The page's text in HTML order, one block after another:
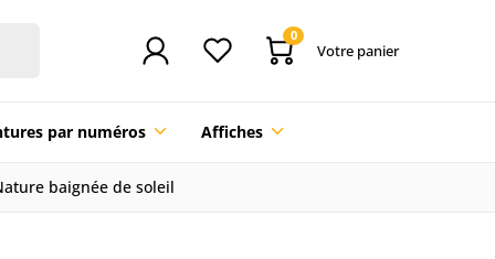
0
Votre panier
par numéros Affiches
baignée de soleil